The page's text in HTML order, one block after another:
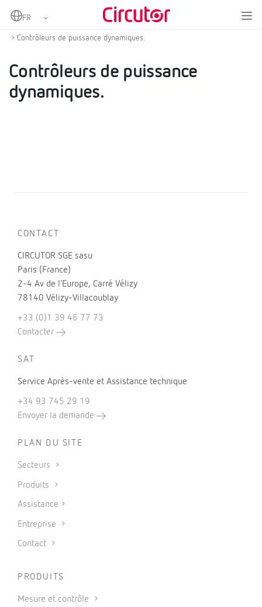
Home
Énergies renouvelables
Contrôleurs de puissance dynamiques.
Contrôleurs de puissance
dynamiques.
CONTACT
CIRCUTOR SGE sasu
Paris (France)
2-4 Av de l’Europe, Carré Vélizy
78140 Vélizy-Villacoublay
+33 (0)1 39 46 77 73
Contacter
SAT
Service Après-vente et Assistance technique
+34 93 745 29 19
Envoyer la demande
PLAN DU SITE
Secteurs
Produits
Assistance
Entreprise
Contact
PRODUITS
Mesure et contrôle